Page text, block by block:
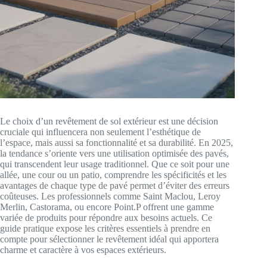
Le choix d’un revêtement de sol extérieur est une décision
cruciale qui influencera non seulement l’esthétique de
l’espace, mais aussi sa fonctionnalité et sa durabilité. En 2025,
la tendance s’oriente vers une utilisation optimisée des pavés,
qui transcendent leur usage traditionnel. Que ce soit pour une
allée, une cour ou un patio, comprendre les spécificités et les
avantages de chaque type de pavé permet d’éviter des erreurs
coûteuses. Les professionnels comme Saint Maclou, Leroy
Merlin, Castorama, ou encore Point.P offrent une gamme
variée de produits pour répondre aux besoins actuels. Ce
guide pratique expose les critères essentiels à prendre en
compte pour sélectionner le revêtement idéal qui apportera
charme et caractère à vos espaces extérieurs.